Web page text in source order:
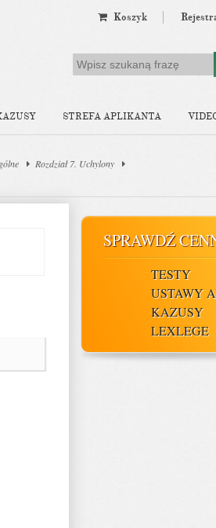
Koszyk
STREFA APLIKANTA
Rozdział 7. Uchylony
SPRAWDŹ
TESTY
USTAWY
KAZUSY
LEXLEGE